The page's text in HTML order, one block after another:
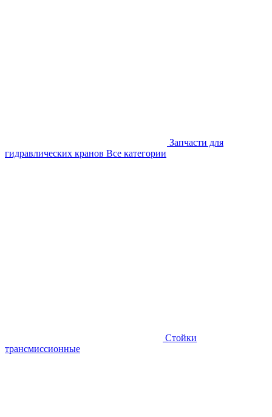
Запчасти для
гидравлических кранов Все категории
Стойки
трансмиссионные